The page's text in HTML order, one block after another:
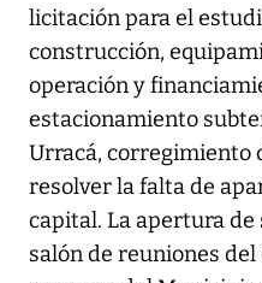
licitación para el
construcción,
operación y
estacionamiento
Urracá, corregimiento
resolver la falta de
capital. La apertura de
salón de reuniones